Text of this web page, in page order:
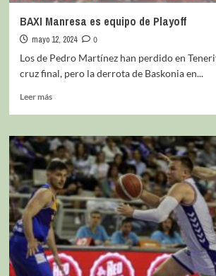
BAXI Manresa es equipo de Playoff
mayo 12, 2024
0
Los de Pedro Martínez han perdido en
cruz final, pero la derrota de Baskonia en...
Leer más